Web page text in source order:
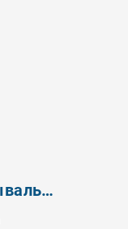
Раскрывальщик